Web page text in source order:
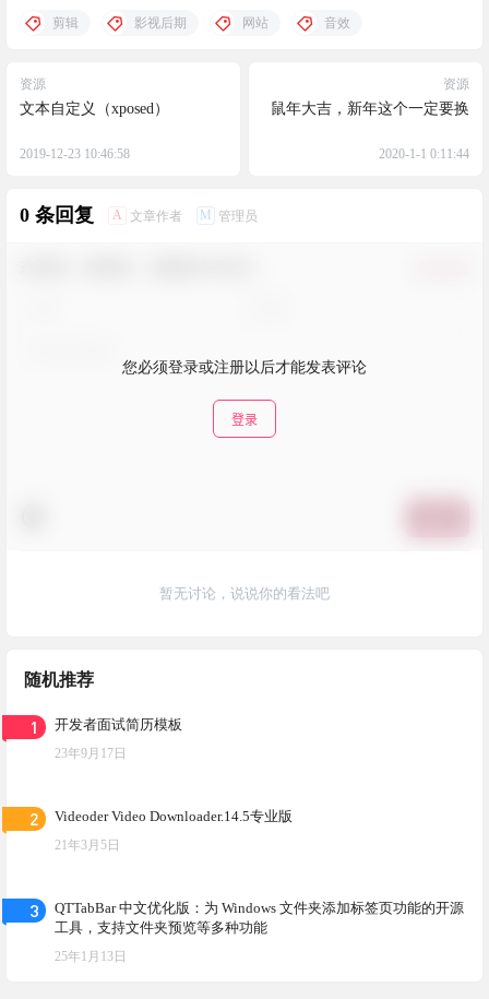
剪辑 影视后期 网站 音效
资源
文本自定义（xposed）
2019-12-23 10:46:58
资源
鼠年大吉，新年这个一定要换
2020-1-1 0:11:44
0 条回复 A 文章作者 M 管理员
您必须登录或注册以后才能发表评论
登录
暂无讨论，说说你的看法吧
随机推荐
1 开发者面试简历模板
23年9月17日
2 Videoder Video Downloader.14.5专业版
21年3月5日
3
QTTabBar 中文优化版：为 Windows 文件夹添加标签页功能的开源
工具，支持文件夹预览等多种功能
25年1月13日